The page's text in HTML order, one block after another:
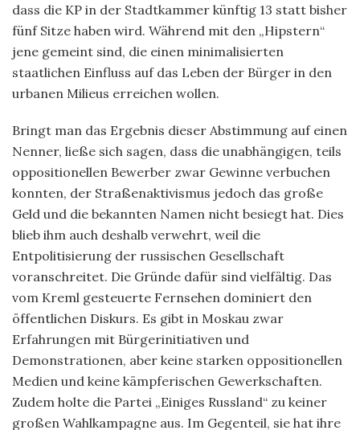
dass die KP in der Stadtkammer künftig 13 statt bisher
fünf Sitze haben wird. Während mit den „Hipstern“
jene gemeint sind, die einen minimalisierten
staatlichen Einfluss auf das Leben der Bürger in den
urbanen Milieus erreichen wollen.
Bringt man das Ergebnis dieser Abstimmung auf einen
Nenner, ließe sich sagen, dass die unabhängigen, teils
oppositionellen Bewerber zwar Gewinne verbuchen
konnten, der Straßenaktivismus jedoch das große
Geld und die bekannten Namen nicht besiegt hat. Dies
blieb ihm auch deshalb verwehrt, weil die
Entpolitisierung der russischen Gesellschaft
voranschreitet. Die Gründe dafür sind vielfältig. Das
vom Kreml gesteuerte Fernsehen dominiert den
öffentlichen Diskurs. Es gibt in Moskau zwar
Erfahrungen mit Bürgerinitiativen und
Demonstrationen, aber keine starken oppositionellen
Medien und keine kämpferischen Gewerkschaften.
Zudem holte die Partei „Einiges Russland“ zu keiner
großen Wahlkampagne aus. Im Gegenteil, sie hat ihre